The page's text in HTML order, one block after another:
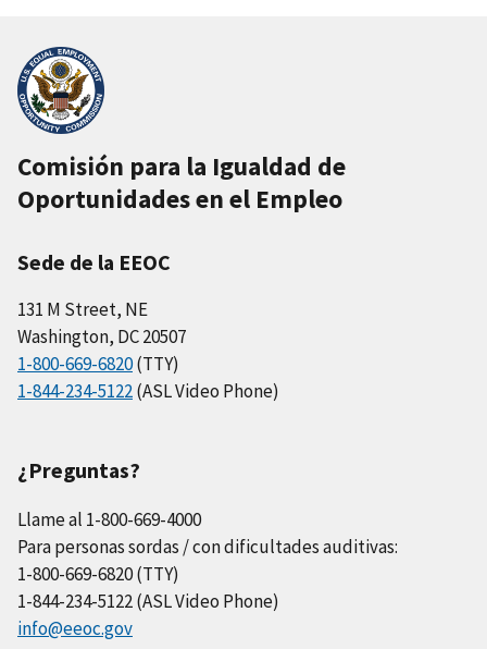
Comisión para la Igualdad de
Oportunidades en el Empleo
Sede de la EEOC
131 M Street, NE
Washington, DC 20507
1-800-669-6820(TTY)
1-844-234-5122(ASL Video Phone)
¿Preguntas?
Llame al 1-800-669-4000
Para personas sordas / con dificultades auditivas:
1-800-669-6820 (TTY)
1-844-234-5122 (ASL Video Phone)
info@eeoc.gov